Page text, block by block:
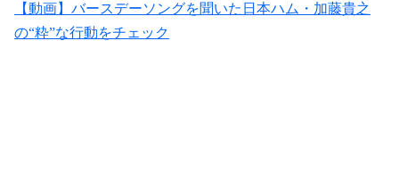
【動画】バースデーソングを聞いた日本ハム・加藤貴之
の“粋”な行動をチェック